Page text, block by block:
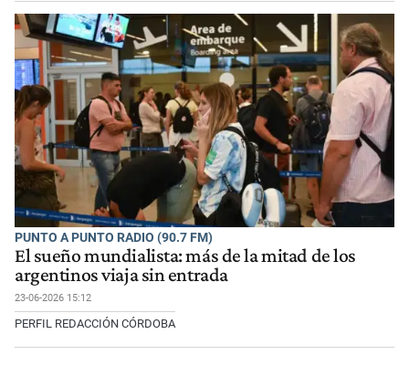
PUNTO A PUNTO RADIO (90.7 FM)
El sueño mundialista: más de la mitad de los
argentinos viaja sin entrada
23-06-2026 15:12
PERFIL REDACCIÓN CÓRDOBA